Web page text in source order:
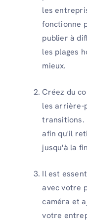
les
fonctionne
publier à
les plages
mieux.
Créez du
les arrière-
transitions.
afin qu'il
jusqu'à la
Il est
avec votre
caméra et
votre